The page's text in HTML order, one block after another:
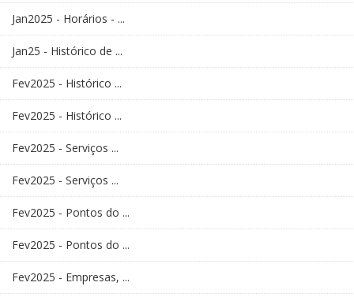
Jan2025 - Horários - ...
Jan25 - Histórico de ...
Fev2025 - Histórico ...
Fev2025 - Histórico ...
Fev2025 - Serviços ...
Fev2025 - Serviços ...
Fev2025 - Pontos do ...
Fev2025 - Pontos do ...
Fev2025 - Empresas, ...